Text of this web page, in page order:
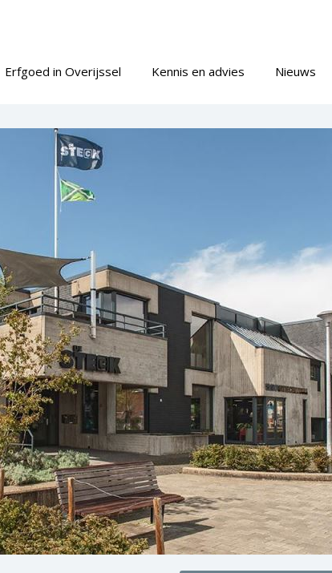
Erfgoed in Overijssel Kennis en advies Nieuws